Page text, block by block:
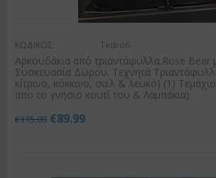
ΚΩΔΙΚΟΣ: Tedro6
Αρκουδάκια από τριαντάφυλλα.Rose Bear
Συσκευασία Δώρου. Τεχνητά
κίτρινο, κόκκινο, σιελ & λευκό) (1)
απο το γνήσιο κουτί του & Λαμπάκια)
€115.00 €89.99